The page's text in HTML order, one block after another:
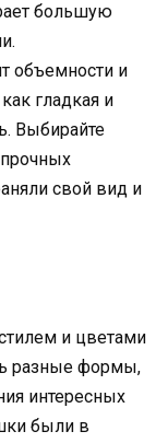
большую
объемности и
гладкая и
Выбирайте
свой вид и
и цветами
разные формы,
интересных
были в